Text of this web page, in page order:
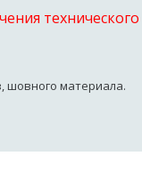
шовного материала.